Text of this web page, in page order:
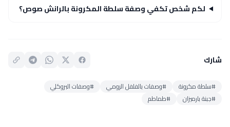
لكم شخص تكفي وصفة سلطة المكرونة بالرانش صوص؟
شارك
#سلطة مكرونة #وصفات بالفلفل الرومي
#وصفات البروكلي
#جبنة بارميزان
#طماطم